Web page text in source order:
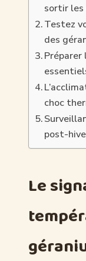
sortir les
Testez
des
choc
post-
Le